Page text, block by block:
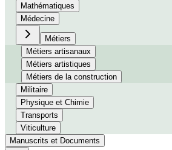
Mathématiques
Médecine
Métiers
Métiers artisanaux
Métiers artistiques
Métiers de la construction
Militaire
Physique et Chimie
Transports
Viticulture
Manuscrits et Documents